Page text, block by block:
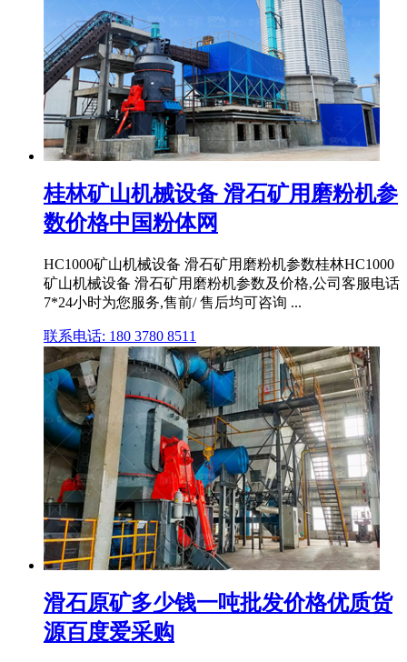
桂林矿山机械设备 滑石矿用磨粉机参
数价格中国粉体网
HC1000矿山机械设备 滑石矿用磨粉机参数桂林HC1000
矿山机械设备 滑石矿用磨粉机参数及价格,公司客服电话
7*24小时为您服务,售前/ 售后均可咨询 ...
联系电话: 180 3780 8511
滑石原矿多少钱一吨批发价格优质货
源百度爱采购